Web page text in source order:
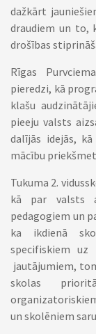
dažkārt
draudiem un to,
drošības
Rīgas
pieredzi, kā
klašu
pieeju valsts
dalījās idejās,
mācību
Tukuma 2.
kā par valsts
pedagogiem un
ka ikdienā
specifiskiem uz
jautājumiem,
skolas
un skolēniem